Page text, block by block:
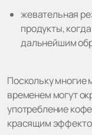
жевательная
продукты,
дальнейшим
Поскольку многие
временем могут
употребление
красящим